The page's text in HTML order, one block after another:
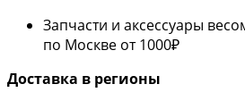
Запчасти и аксессуары
по Москве от 1000₽
Доставка в регионы